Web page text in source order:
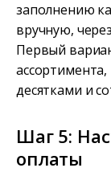
заполнению
вручную,
Первый
десятками и
Шаг 5:
оплаты